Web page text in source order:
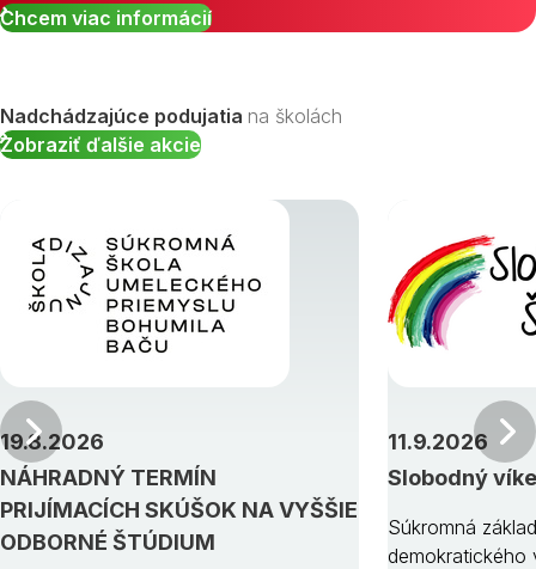
Chcem viac informácií
Nadchádzajúce podujatia na školách
Zobraziť ďalšie akcie
NÁHRADNÝ TERMÍN
PRIJÍMACÍCH SKÚŠOK NA VYŠŠIE
ODBORNÉ ŠTÚDIUM
19.8.2026
Slobodný
11.9.2026
Súkromná
demokratického
Predchádzajúci